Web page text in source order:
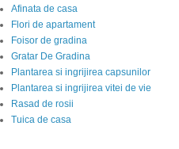
Afinata de casa
Flori de apartament
Foisor de gradina
Gratar De Gradina
Plantarea si ingrijirea capsunilor
Plantarea si ingrijirea vitei de vie
Rasad de rosii
Tuica de casa